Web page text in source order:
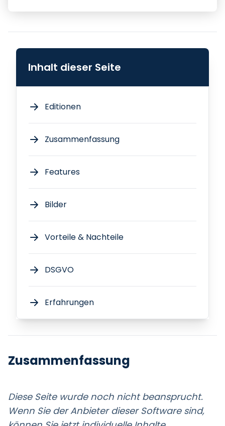
Inhalt dieser Seite
Editionen
Zusammenfassung
Features
Bilder
Vorteile & Nachteile
DSGVO
Erfahrungen
Zusammenfassung
Diese Seite wurde noch nicht beansprucht.
Wenn Sie der Anbieter dieser Software sind,